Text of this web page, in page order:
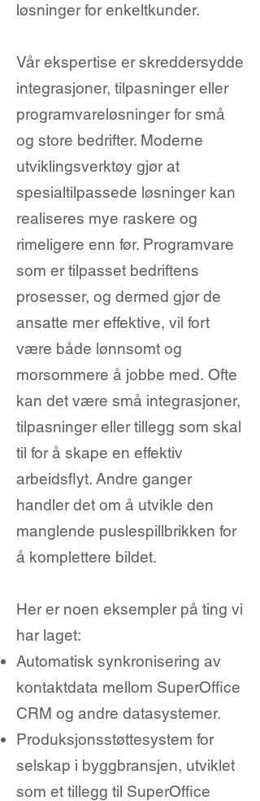
løsninger for enkeltkunder.
Vår ekspertise er skreddersydde
integrasjoner, tilpasninger eller
programvareløsninger for små
og store bedrifter. Moderne
utviklingsverktøy gjør at
spesialtilpassede løsninger kan
realiseres mye raskere og
rimeligere enn før. Programvare
som er tilpasset bedriftens
prosesser, og dermed gjør de
ansatte mer effektive, vil fort
være både lønnsomt og
morsommere å jobbe med. Ofte
kan det være små integrasjoner,
tilpasninger eller tillegg som skal
til for å skape en effektiv
arbeidsflyt. Andre ganger
handler det om å utvikle den
manglende puslespillbrikken for
å komplettere bildet.
Her er noen eksempler på ting vi
har laget:
Automatisk synkronisering av
kontaktdata mellom SuperOffice
CRM og andre datasystemer.
Produksjonsstøttesystem for
selskap i byggbransjen, utviklet
som et tillegg til SuperOffice